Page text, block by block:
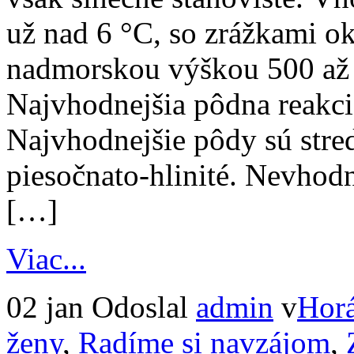
už nad 6 °C, so zrážkami
nadmorskou výškou 500
Najvhodnejšia pôdna
Najvhodnejšie pôdy sú
piesočnato-hlinité.
[…]
Viac...
02 jan Odoslal admin v
ženy, Radíme si navzájom,